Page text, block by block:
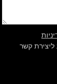
ליצירת קשר